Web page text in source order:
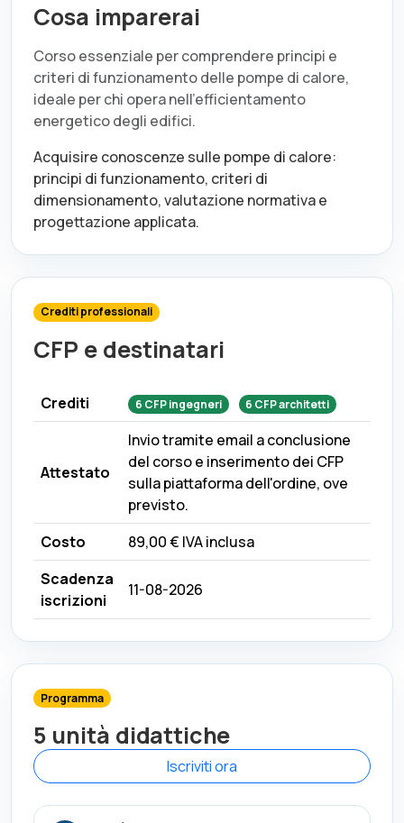
Cosa imparerai
Corso essenziale per comprendere principi e
criteri di funzionamento delle pompe di calore,
ideale per chi opera nell’efficientamento
energetico degli edifici.
Acquisire conoscenze sulle pompe di calore:
principi di funzionamento, criteri di
dimensionamento, valutazione normativa e
progettazione applicata.
Crediti professionali
CFP e destinatari
Crediti 6 CFPingegneri 6 CFParchitetti
Attestato
Invio tramite email a conclusione
del corso e inserimento dei CFP
sulla piattaforma dell'ordine, ove
previsto.
Costo
89,00 € IVA inclusa
Scadenza
iscrizioni
11-08-2026
Programma
5 unità didattiche
Iscriviti ora